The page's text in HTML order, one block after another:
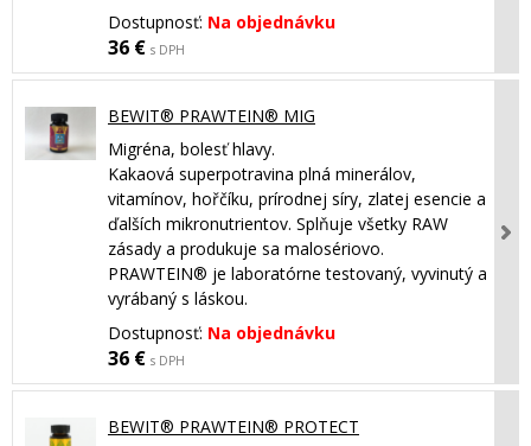
Dostupnosť: Na objednávku
36 € s DPH
BEWIT® PRAWTEIN® MIG
Migréna, bolesť hlavy.
Kakaová superpotravina plná minerálov,
vitamínov, hořčíku, prírodnej síry, zlatej esencie a
ďalších mikronutrientov. Splňuje všetky RAW
zásady a produkuje sa malosériovo.
PRAWTEIN® je laboratórne testovaný, vyvinutý a
vyrábaný s láskou.
Dostupnosť: Na objednávku
36 € s DPH
BEWIT® PRAWTEIN® PROTECT